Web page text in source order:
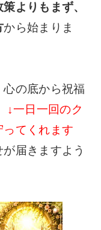
策よりもまず、
から始まりま
の底から祝福
↓一日一回のク
ってくれます
届きますよう